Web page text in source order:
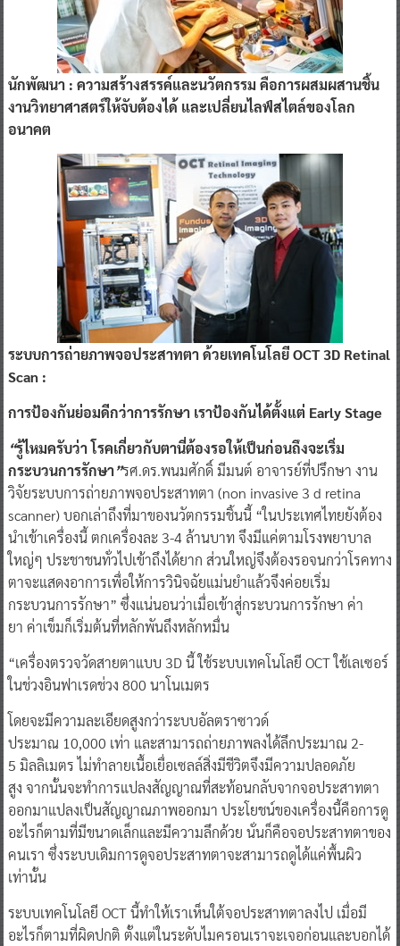
นักพัฒนา : ความสร้างสรรค์และนวัตกรรม คือการผสมผสานชิ้น
งานวิทยาศาสตร์ให้จับต้องได้ และเปลี่ยนไลฟ์สไตล์ของโลก
อนาคต
ระบบการถ่ายภาพจอประสาทตาด้วยเทคโนโลยีOCT 3D Retinal
Scan :
การป้องกันย่อมดีกว่าการรักษา เราป้องกันได้ตั้งแต่ Early Stage
“รู้ไหมครับว่าโรคเกี่ยวกับตานี่ต้องรอให้เป็นก่อนถึงจะเริ่ม
กระบวนการรักษา”รศ.ดร.พนมศักดิ์ มีมนต์ อาจารย์ที่ปรึกษา งาน
วิจัยระบบการถ่ายภาพจอประสาทตา (non invasive 3 d retina
scanner) บอกเล่าถึงที่มาของนวัตกรรมชิ้นนี้ “ในประเทศไทยยังต้อง
นำเข้าเครื่องนี้ ตกเครื่องละ 3-4 ล้านบาท จึงมีแค่ตามโรงพยาบาล
ใหญ่ๆ ประชาชนทั่วไปเข้าถึงได้ยาก ส่วนใหญ่จึงต้องรอจนกว่าโรคทาง
ตาจะแสดงอาการเพื่อให้การวินิจฉัยแม่นยำแล้วจึงค่อยเริ่ม
กระบวนการรักษา” ซึ่งแน่นอนว่าเมื่อเข้าสู่กระบวนการรักษา ค่า
ยา ค่าเข็มก็เริ่มต้นที่หลักพันถึงหลักหมื่น
“เครื่องตรวจวัดสายตาแบบ 3D นี้ ใช้ระบบเทคโนโลยี OCT ใช้เลเซอร์
ในช่วงอินฟาเรดช่วง 800 นาโนเมตร
โดยจะมีความละเอียดสูงกว่าระบบอัลตราซาวด์
ประมาณ 10,000 เท่า และสามารถถ่ายภาพลงได้ลึกประมาณ 2-
5 มิลลิเมตร ไม่ทำลายเนื้อเยื่อเซลล์สิ่งมีชีวิตจึงมีความปลอดภัย
สูง จากนั้นจะทำการแปลงสัญญาณที่สะท้อนกลับจากจอประสาทตา
ออกมาแปลงเป็นสัญญาณภาพออกมา ประโยชน์ของเครื่องนี้คือการดู
อะไรก็ตามที่มีขนาดเล็กและมีความลึกด้วย นั่นก็คือจอประสาทตาของ
คนเรา ซึ่งระบบเดิมการดูจอประสาทตาจะสามารถดูได้แค่พื้นผิว
เท่านั้น
ระบบเทคโนโลยี OCT นี้ทำให้เราเห็นใต้จอประสาทตาลงไป เมื่อมี
อะไรก็ตามที่ผิดปกติ ตั้งแต่ในระดับไมครอนเราจะเจอก่อนและบอกได้